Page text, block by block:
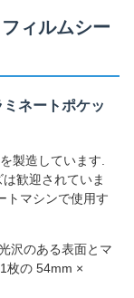
ィルムシー
ネートポケッ
製造しています.
歓迎されていま
トマシンで使用す
沢のある表面とマ
枚の 54mm ×